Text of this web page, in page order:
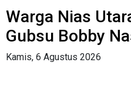
Warga Nias
Gubsu Bobby
Kamis, 6 Agustus 2026